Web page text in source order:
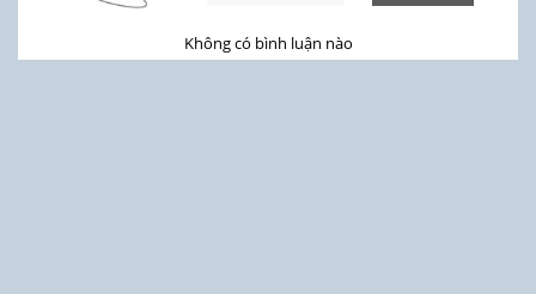
Không có bình luận nào